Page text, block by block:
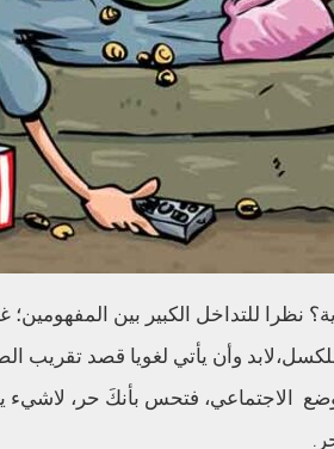
نظرا للتداخل الكبير بين المفهومين؛
،لابد و ن يأتي لغويا قصد تقريب
الاجتماعي، فتحس بأنكَ حر ، لاشيء
.